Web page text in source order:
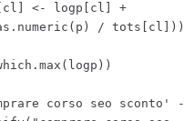
/ tots[cl]))
corso seo sconto' -